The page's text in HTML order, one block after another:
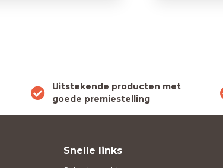
Uitstekende producten met
goede premiestelling
Snelle links